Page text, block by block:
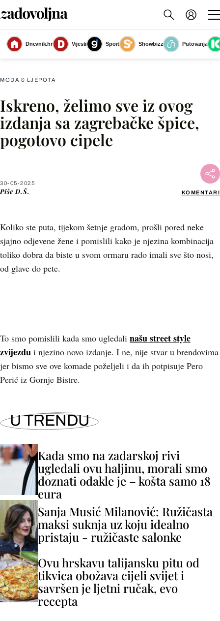
Dnevnik.hr Vijesti Sport Showbizz
Putovanja
Savršeno izdanje ljepotice sa zagrebačke špice
(Foto: Josip Moler/Cropix)
MODA & LJEPOTA
Iskreno, želimo sve iz ovog
izdanja sa zagrebačke špice,
pogotovo cipele
30-05-2025
Piše D.Š. KOMENTARI
Koliko ste puta, tijekom šetnje gradom, prošli pored neke
sjajno odjevene žene i pomislili kako je njezina kombinacija
toliko dobra da biste u svom ormaru rado imali sve što nosi,
od glave do pete.
Facebook
X
To smo pomislili kada smo ugledali našu street style
zvijezdu i njezino novo izdanje. I ne, nije stvar u brendovima
jer bismo sve ove komade poželjeli i da ih potpisuje Pero
Perić iz Gornje Bistre.
U TRENDU
Kada smo na zadarskoj rivi
ugledali ovu haljinu, morali smo
doznati odakle je – košta samo 18
eura
Sanja Musić Milanović: Ružičasta
maksi suknja uz koju idealno
pristaju - ružičaste salonke
Ovu hrskavu talijansku pitu od
tikvica obožava cijeli svijet i
savršen je ljetni ručak, evo
recepta